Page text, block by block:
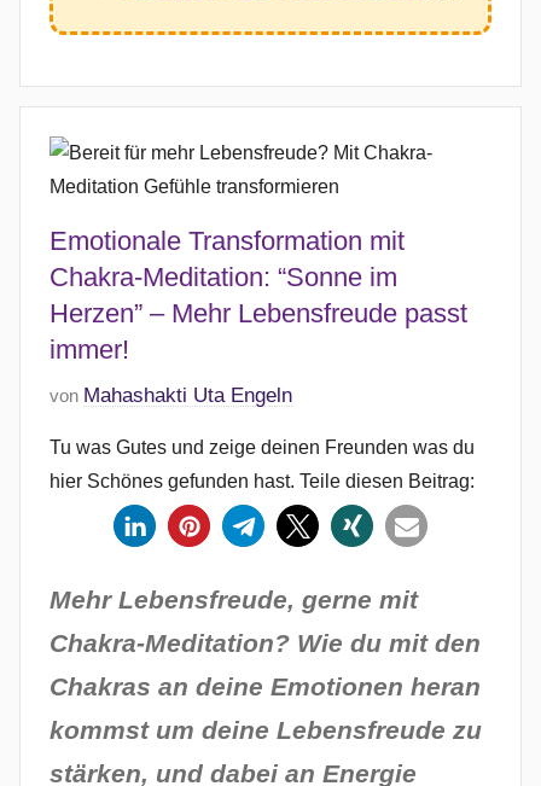
Emotionale Transformation mit
Chakra-Meditation: “Sonne im
Herzen” – Mehr Lebensfreude passt
immer!
V
r
ö
n
t
c
h
von Mahashakti Uta Engeln
Tu was Gutes und zeige deinen Freunden was du
hier Schönes gefunden hast. Teile diesen Beitrag:
Mehr Lebensfreude, gerne mit
Chakra-Meditation? Wie du mit den
Chakras an deine Emotionen heran
kommst um deine Lebensfreude zu
stärken, und dabei an Energie